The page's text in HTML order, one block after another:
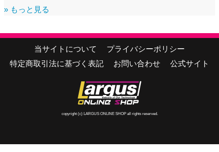
» もっと見る
当サイトについて
プライバシーポリシー
特定商取引法に基づく表記
お問い合わせ 公式サイト
copyright (c) LARGUS ONLINE SHOP all rights reserved.